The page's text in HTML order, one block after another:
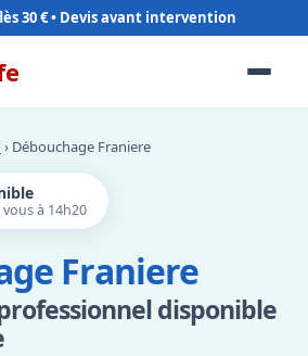
30 €
› Débouchage Franiere
à 14h20
Franiere
disponible